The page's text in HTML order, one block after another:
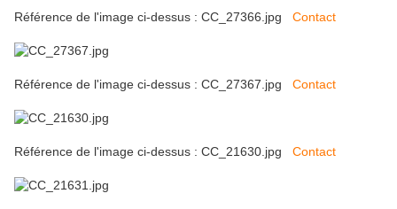
Référence de l'image ci-dessus : CC_27366.jpg Contact
Référence de l'image ci-dessus : CC_27367.jpg Contact
Référence de l'image ci-dessus : CC_21630.jpg Contact